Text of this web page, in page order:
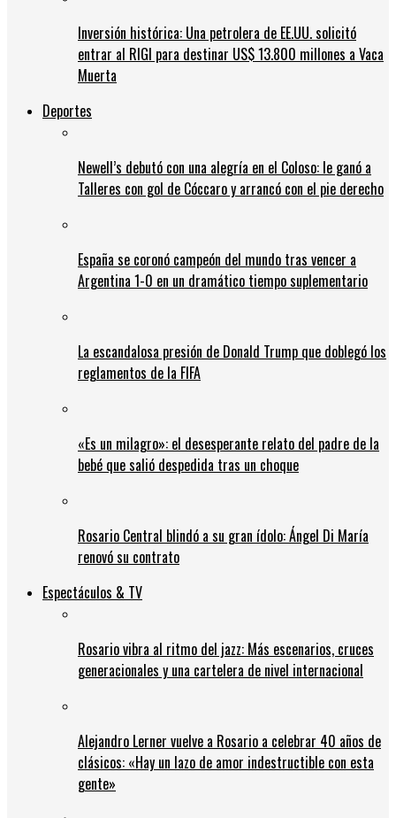
Inversión histórica: Una petrolera de EE.UU. solicitó
entrar al RIGI para destinar US$ 13.800 millones a Vaca
Muerta
Deportes
Newell’s debutó con una alegría en el Coloso: le ganó a
Talleres con gol de Cóccaro y arrancó con el pie derecho
España se coronó campeón del mundo tras vencer a
Argentina 1-0 en un dramático tiempo suplementario
La escandalosa presión de Donald Trump que doblegó los
reglamentos de la FIFA
«Es un milagro»: el desesperante relato del padre de la
bebé que salió despedida tras un choque
Rosario Central blindó a su gran ídolo: Ángel Di María
renovó su contrato
Espectáculos & TV
Rosario vibra al ritmo del jazz: Más escenarios, cruces
generacionales y una cartelera de nivel internacional
Alejandro Lerner vuelve a Rosario a celebrar 40 años de
clásicos: «Hay un lazo de amor indestructible con esta
gente»